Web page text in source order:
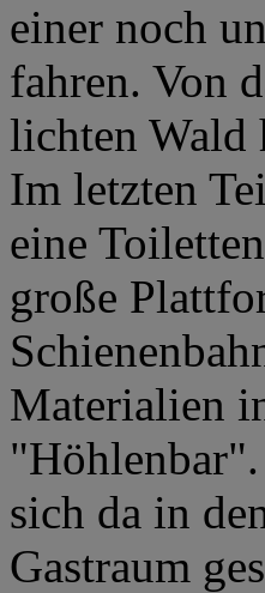
einer noch
fahren. Von
lichten Wald
Im letzten
eine
große
Materialien
sich da in
Gastraum